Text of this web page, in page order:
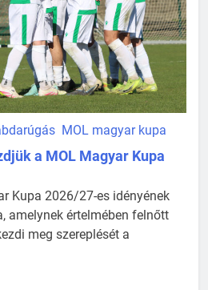
MOL magyar kupa
a MOL Magyar Kupa
Kupa 2026/27-es idényének
amelynek értelmében felnőtt
meg szereplését a